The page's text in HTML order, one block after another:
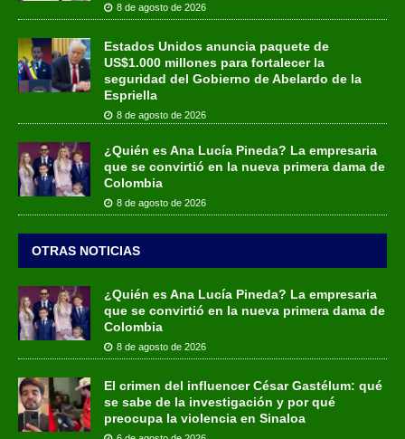
8 de agosto de 2026
Estados Unidos anuncia paquete de
US$1.000 millones para fortalecer la
seguridad del Gobierno de Abelardo de la
Espriella
8 de agosto de 2026
¿Quién es Ana Lucía Pineda? La empresaria
que se convirtió en la nueva primera dama de
Colombia
8 de agosto de 2026
OTRAS NOTICIAS
¿Quién es Ana Lucía Pineda? La empresaria
que se convirtió en la nueva primera dama de
Colombia
8 de agosto de 2026
El crimen del influencer César Gastélum: qué
se sabe de la investigación y por qué
preocupa la violencia en Sinaloa